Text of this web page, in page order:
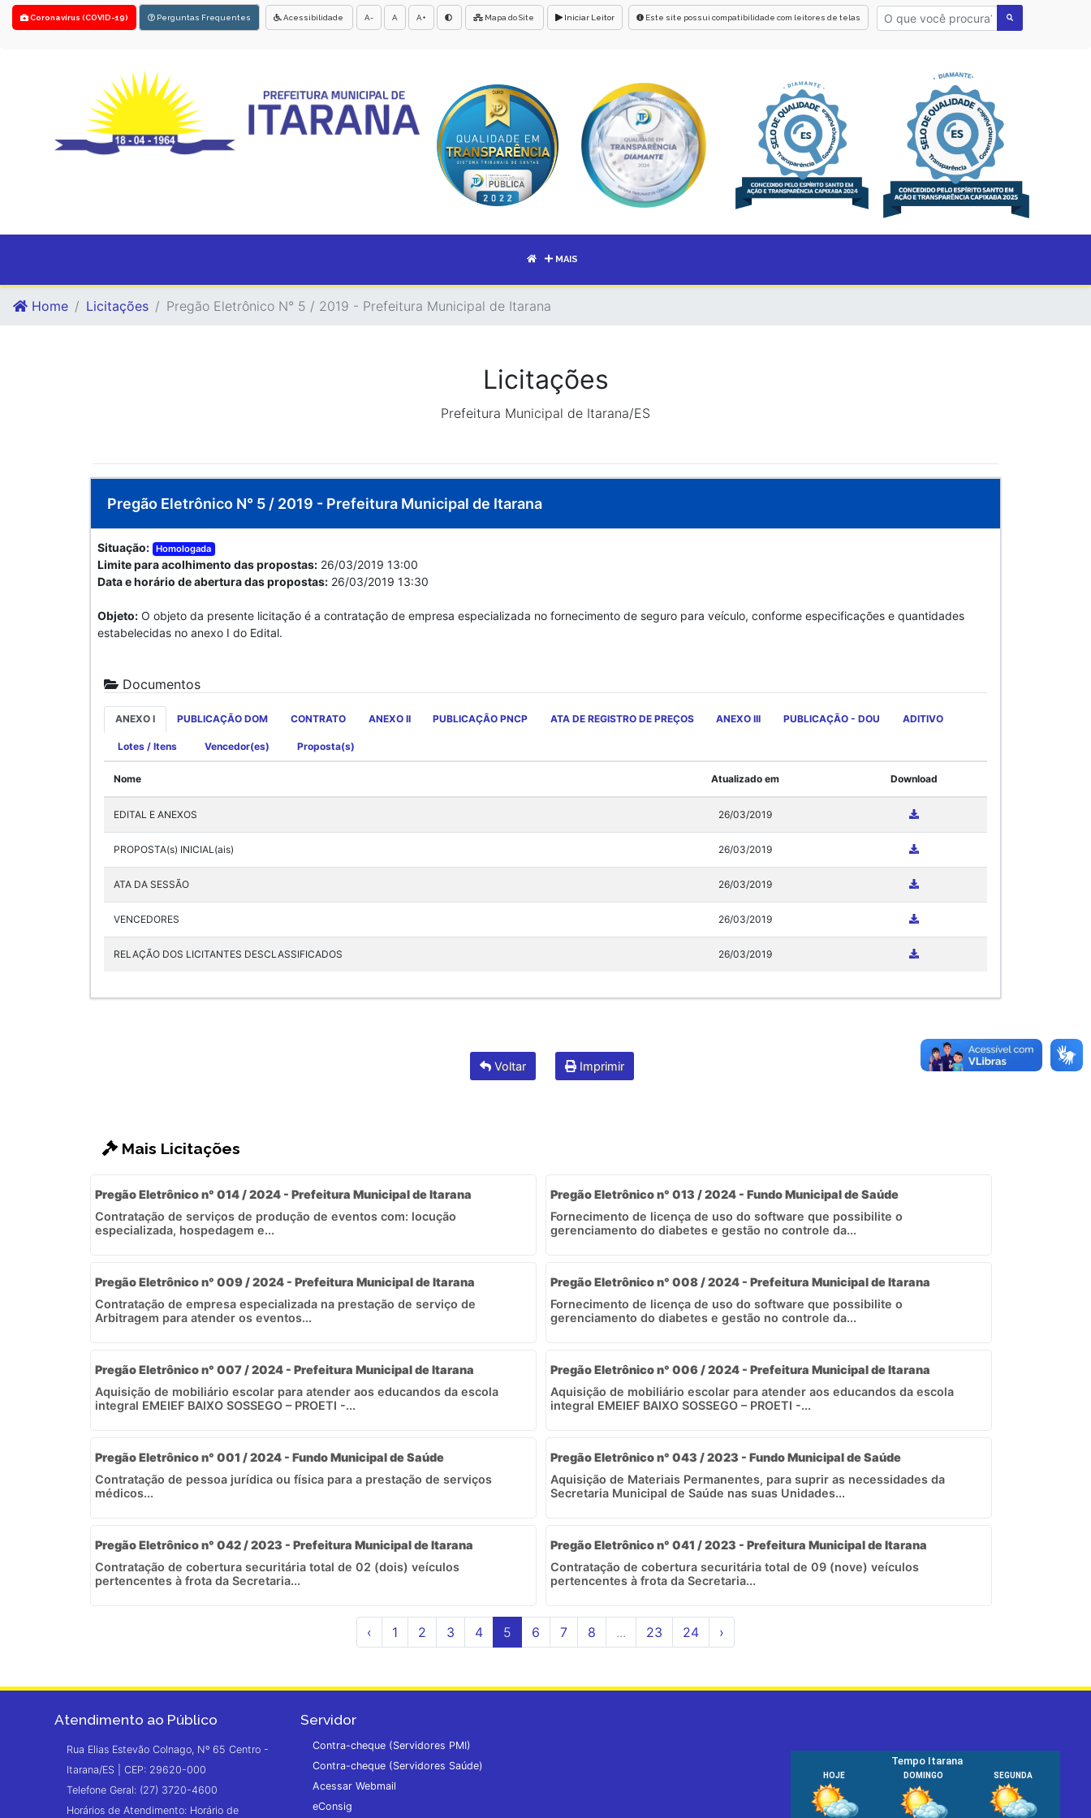
Coronavírus (COVID-19) Perguntas Frequentes Acessibilidade A- A A+ Mapa do Site Iniciar Leitor Este site possui compatibilidade com leitores de telas
MAIS
Home Licitações Pregão Eletrônico N° 5 / 2019 - Prefeitura Municipal de Itarana
Licitações
Prefeitura Municipal de Itarana/ES
Pregão Eletrônico N° 5 / 2019 - Prefeitura Municipal de Itarana
Situação: Homologada
Limite para acolhimento das propostas: 26/03/2019 13:00
Data e horário de abertura das propostas: 26/03/2019 13:30
Objeto: O objeto da presente licitação é a contratação de empresa especializada no fornecimento de seguro para veículo, conforme especificações e quantidades
estabelecidas no anexo I do Edital.
Documentos
ANEXO I PUBLICAÇÃO DOM CONTRATO ANEXO II PUBLICAÇÃO PNCP ATA DE REGISTRO DE PREÇOS ANEXO III PUBLICAÇÃO - DOU ADITIVO
Lotes / Itens Vencedor(es) Proposta(s)
Nome Atualizado em Download
EDITAL E ANEXOS 26/03/2019
PROPOSTA(s) INICIAL(ais) 26/03/2019
ATA DA SESSÃO 26/03/2019
VENCEDORES 26/03/2019
RELAÇÃO DOS LICITANTES DESCLASSIFICADOS 26/03/2019
Voltar Imprimir
Mais Licitações
Pregão Eletrônico n° 014 / 2024 - Prefeitura Municipal de Itarana
Contratação de serviços de produção de eventos com: locução
especializada, hospedagem e...
Pregão Eletrônico n° 013 / 2024 - Fundo Municipal de Saúde
Fornecimento de licença de uso do software que possibilite o
gerenciamento do diabetes e gestão no controle da...
Pregão Eletrônico n° 009 / 2024 - Prefeitura Municipal de Itarana
Contratação de empresa especializada na prestação de serviço de
Arbitragem para atender os eventos...
Pregão Eletrônico n° 008 / 2024 - Prefeitura Municipal de Itarana
Fornecimento de licença de uso do software que possibilite o
gerenciamento do diabetes e gestão no controle da...
Pregão Eletrônico n° 007 / 2024 - Prefeitura Municipal de Itarana
Aquisição de mobiliário escolar para atender aos educandos da escola
integral EMEIEF BAIXO SOSSEGO – PROETI -...
Pregão Eletrônico n° 006 / 2024 - Prefeitura Municipal de Itarana
Aquisição de mobiliário escolar para atender aos educandos da escola
integral EMEIEF BAIXO SOSSEGO – PROETI -...
Pregão Eletrônico n° 001 / 2024 - Fundo Municipal de Saúde
Contratação de pessoa jurídica ou física para a prestação de serviços
médicos...
Pregão Eletrônico n° 043 / 2023 - Fundo Municipal de Saúde
Aquisição de Materiais Permanentes, para suprir as necessidades da
Secretaria Municipal de Saúde nas suas Unidades...
Pregão Eletrônico n° 042 / 2023 - Prefeitura Municipal de Itarana
Contratação de cobertura securitária total de 02 (dois) veículos
pertencentes à frota da Secretaria...
Pregão Eletrônico n° 041 / 2023 - Prefeitura Municipal de Itarana
Contratação de cobertura securitária total de 09 (nove) veículos
pertencentes à frota da Secretaria...
‹ 1 2 3 4 5 6 7 8 ... 23 24 ›
Atendimento ao Público
Rua Elias Estevão Colnago, Nº 65 Centro -
Itarana/ES | CEP: 29620-000
Telefone Geral: (27) 3720-4600
Horários de Atendimento: Horário de
Servidor
Contra-cheque (Servidores PMI)
Contra-cheque (Servidores Saúde)
Acessar Webmail
eConsig